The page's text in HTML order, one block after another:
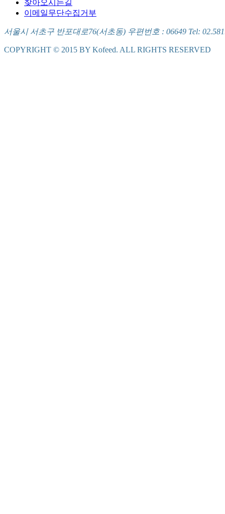
찾아오시는길
이메일무단수집거부
서울시 서초구 반포대로76(서초동) 우편번호 : 06649 Tel:
COPYRIGHT © 2015 BY Kofeed. ALL RIGHTS RESERVED